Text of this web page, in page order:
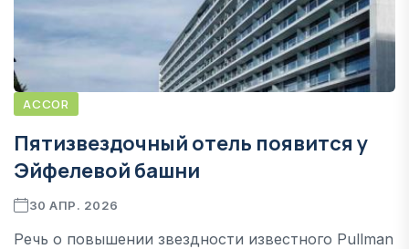
ACCOR
Пятизвездочный отель появится у
Эйфелевой башни
30 АПР. 2026
Речь о повышении звездности известного Pullman